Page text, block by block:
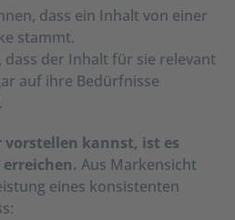
dass ein Inhalt von einer
stammt.
dass der Inhalt für sie relevant
auf ihre Bedürfnisse
vorstellen kannst, ist es
Aus Markensicht
eines konsistenten